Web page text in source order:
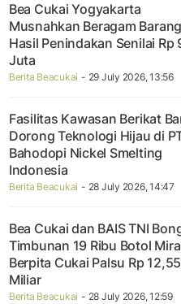
Bea Cukai Yogyakarta
Musnahkan Beragam Barang
Hasil Penindakan Senilai Rp
Juta
Berita Beacukai - 29 July 2026, 13:56
Fasilitas Kawasan Berikat
Dorong Teknologi Hijau di
Bahodopi Nickel Smelting
Indonesia
Berita Beacukai - 28 July 2026, 14:47
Bea Cukai dan BAIS TNI
Timbunan 19 Ribu Botol
Berpita Cukai Palsu Rp 12,55
Miliar
Berita Beacukai - 28 July 2026, 12:59